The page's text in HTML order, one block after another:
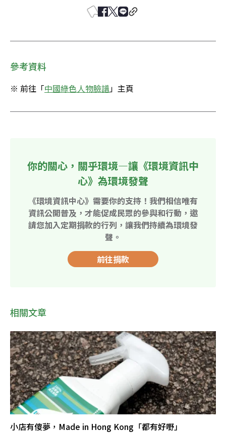
參考資料
※ 前往「中國綠色人物臉譜 」主頁
你的關心，關乎環境—讓《環境資訊中
心》為環境發聲
《環境資訊中心》需要你的支持！我們相信唯有
資訊公開普及，才能促成民眾的參與和行動，邀
請您加入定期捐款的行列，讓我們持續為環境發
聲。
前往捐款
相關文章
小店有傻夢，Made in Hong Kong「都有好嘢」